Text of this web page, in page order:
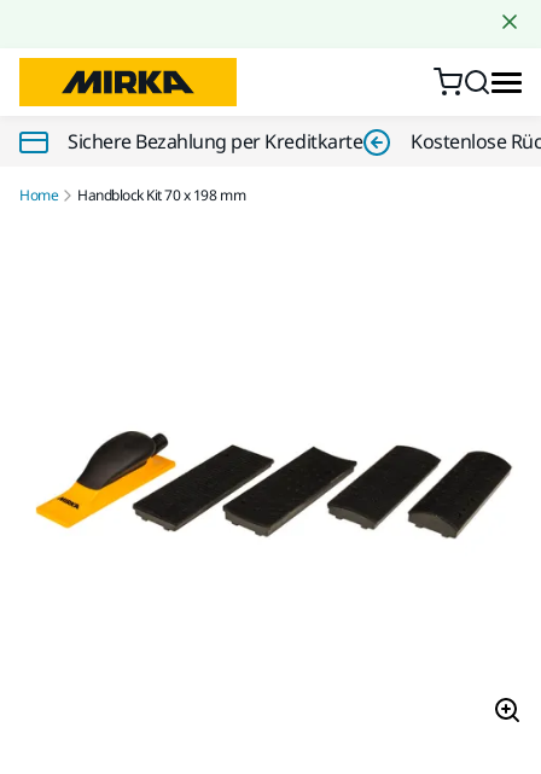
Sichere Bezahlung per Kreditkarte Kostenlose
Home Handblock Kit 70 x 198 mm